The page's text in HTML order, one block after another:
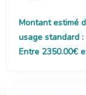
Montant estimé
usage standard :
Entre 2350.00€